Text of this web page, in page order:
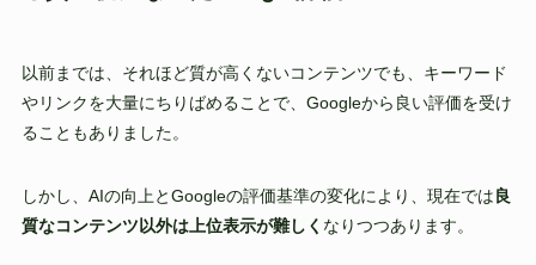
以前までは、それほど質が高くないコンテンツでも、キーワード
やリンクを大量にちりばめることで、Googleから良い評価を受け
ることもありました。
しかし、AIの向上とGoogleの評価基準の変化により、現在では良
質なコンテンツ以外は上位表示が難しく なりつつあります。